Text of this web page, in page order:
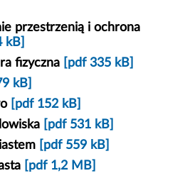
przestrzenią i ochrona
kB]
fizyczna
[pdf 335 kB]
kB]
[pdf 152 kB]
[pdf 531 kB]
[pdf 559 kB]
[pdf 1,2 MB]